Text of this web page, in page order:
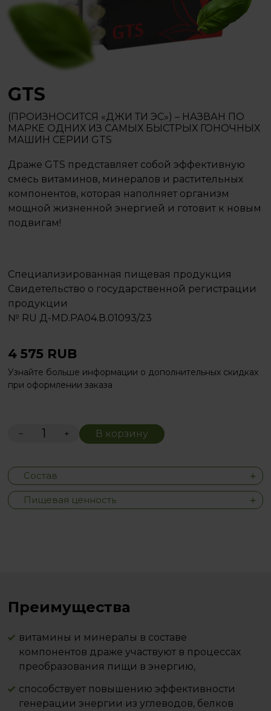
GTS
(ПРОИЗНОСИТСЯ «ДЖИ ТИ ЭС») – НАЗВАН ПО
МАРКЕ ОДНИХ ИЗ САМЫХ БЫСТРЫХ ГОНОЧНЫХ
МАШИН СЕРИИ GTS
Драже GTS представляет собой эффективную
смесь витаминов, минералов и растительных
компонентов, которая наполняет организм
мощной жизненной энергией и готовит к новым
подвигам!
Специализированная пищевая продукция
Свидетельство о государственной регистрации
продукции
№ RU Д-MD.РА04.В.01093/23
4 575 RUB
Узнайте больше информации о дополнительных скидках
при оформлении заказа
− + В корзину
Состав
Пищевая ценность
Преимущества
витамины и минералы в составе
компонентов драже участвуют в процессах
преобразования пищи в энергию,
способствует повышению эффективности
генерации энергии из углеводов, белков